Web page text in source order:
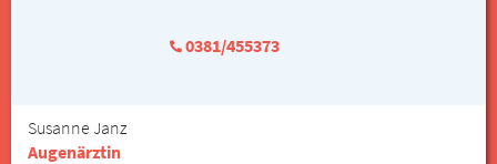
0381/455373
Susanne Janz
Augenärztin